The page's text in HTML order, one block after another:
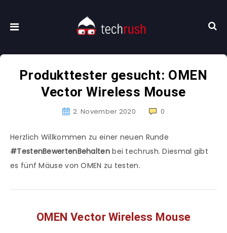
Produkttester gesucht: OMEN
Vector Wireless Mouse
2. November 2020 0
Herzlich Willkommen zu einer neuen Runde
#TestenBewertenBehaltenbei techrush. Diesmal gibt
es fünf Mäuse von OMEN zu testen.
OMEN Vector Wireless Mouse